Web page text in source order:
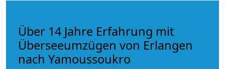
Über 14 Jahre Erfahrung mit
Überseeumzügen von Erlangen
nach Yamoussoukro